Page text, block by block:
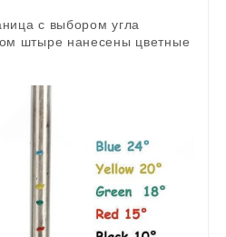
с выбором угла
штыре нанесены цветные